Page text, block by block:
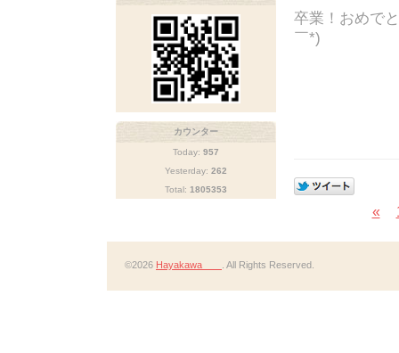
卒業！おめで
￣*)ゞ
«
カウンター
Today: 957
Yesterday: 262
Total: 1805353
©2026 Hayakawa . All Rights Reserved.